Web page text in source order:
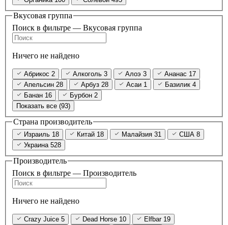
Вкусовая группа
Поиск в фильтре — Вкусовая группа
Ничего не найдено
Абрикос 2 Алкоголь 3 Алоэ 3 Ананас 17
Апельсин 28 Арбуз 28 Асаи 1 Базилик 4
Банан 16 Бурбон 2
Показать все (93)
Страна производитель
Израиль 18 Китай 18 Малайзия 31 США 8
Украина 528
Производитель
Поиск в фильтре — Производитель
Ничего не найдено
Crazy Juice 5 Dead Horse 10 Elfbar 19